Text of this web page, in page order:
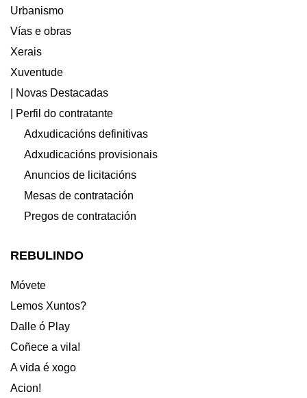
Urbanismo
Vías e obras
Xerais
Xuventude
| Novas Destacadas
| Perfil do contratante
Adxudicacións definitivas
Adxudicacións provisionais
Anuncios de licitacións
Mesas de contratación
Pregos de contratación
REBULINDO
Móvete
Lemos Xuntos?
Dalle ó Play
Coñece a vila!
A vida é xogo
Acion!